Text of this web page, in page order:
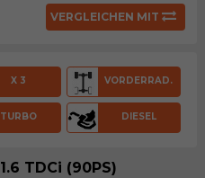
VERGLEICHEN MIT
X 3 VORDERRAD.
TURBO DIESEL
TDCi (90PS)